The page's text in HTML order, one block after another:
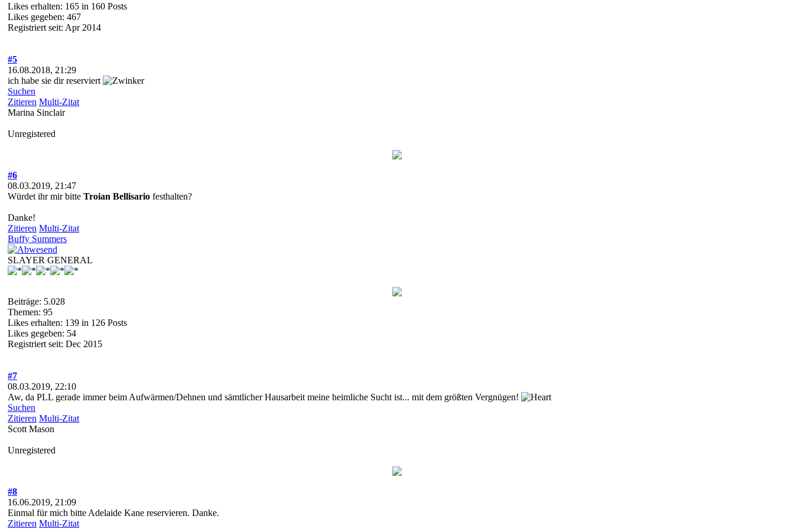
Likes erhalten: 165 in 160 Posts
Likes gegeben: 467
Registriert seit: Apr 2014
#5
16.08.2018, 21:29
ich habe sie dir reserviert
Suchen
Zitieren Multi-Zitat
Marina Sinclair
Unregistered
#6
08.03.2019, 21:47
Würdet ihr mir bitte Troian Bellisario festhalten?
Danke!
Zitieren Multi-Zitat
Buffy Summers
SLAYER GENERAL
Beiträge: 5.028
Themen: 95
Likes erhalten: 139 in 126 Posts
Likes gegeben: 54
Registriert seit: Dec 2015
#7
08.03.2019, 22:10
Aw, da PLL gerade immer beim Aufwärmen/Dehnen und sämtlicher Hausarbeit meine heimliche Sucht ist... mit dem größten Vergnügen!
Suchen
Zitieren Multi-Zitat
Scott Mason
Unregistered
#8
16.06.2019, 21:09
Einmal für mich bitte Adelaide Kane reservieren. Danke.
Zitieren Multi-Zitat